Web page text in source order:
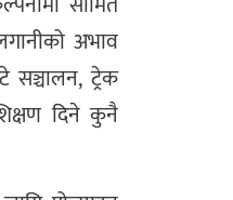
अभाव
सञ्चालन, ट्रेक
दिने कुनै